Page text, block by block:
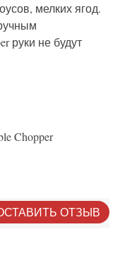
мелких ягод.
руки не будут
Chopper
ОТЗЫВ